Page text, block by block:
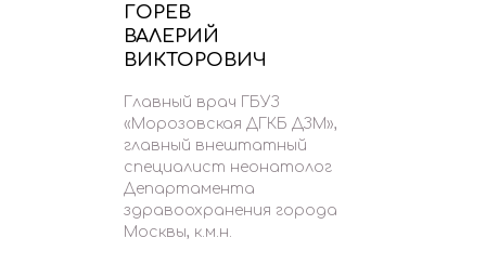
ГОРЕВ
ВАЛЕРИЙ
ВИКТОРОВИЧ
Главный врач ГБУЗ
«Морозовская ДГКБ ДЗМ»,
главный внештатный
специалист неонатолог
Департамента
здравоохранения города
Москвы, к.м.н.